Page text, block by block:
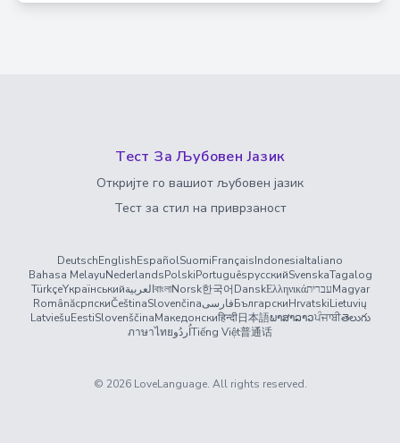
Тест За Љубовен Јазик
Откријте го вашиот љубовен јазик
Тест за стил на приврзаност
DeutschEnglishEspañolSuomiFrançaisIndonesiaItaliano
Bahasa MelayuNederlandsPolskiPortuguêsрусскийSvenskaTagalog
TürkçeYкраїнськийالعربيةবাংলাNorsk한국어DanskΕλληνικάעבריתMagyar
RomânăсрпскиČeštinaSlovenčinaفارسیБългарскиHrvatskiLietuvių
LatviešuEestiSlovenščinaМакедонскиहिन्दी日本語ພາສາລາວਪੰਜਾਬੀతెలుగు
ภาษาไทยاُردُوTiếng Việt普通话
© 2026 LoveLanguage. All rights reserved.